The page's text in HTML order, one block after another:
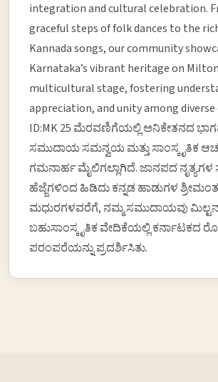
integration and cultural celebration.
graceful steps of folk dances to the
Kannada songs, our community
Karnataka’s vibrant heritage on Milton
multicultural stage, fostering
appreciation, and unity among
ID:MK 25 ಮೆರವಣಿಗೆಯಲ್ಲಿ ಅನಿಕೇತನದ
ಸಮುದಾಯ ಸಮನ್ವಯ ಮತ್ತು ಸಾಂಸ್ಕೃತಿಕ
ಗಮನಾರ್ಹ ಮೈಲಿಗಲ್ಲಾಗಿದೆ. ಜಾನಪದ
ಹೆಜ್ಜೆಗಳಿಂದ ಹಿಡಿದು ಕನ್ನಡ ಹಾಡುಗಳ ಶ್ರೀಮಂತ
ಮಧುರಗಳವರೆಗೆ, ನಮ್ಮ ಸಮುದಾಯವು ಮಿಲ್ಟನ್
ಬಹುಸಾಂಸ್ಕೃತಿಕ ವೇದಿಕೆಯಲ್ಲಿ ಕರ್ನಾಟಕದ
ಪರಂಪರೆಯನ್ನು ಪ್ರದರ್ಶಿಸಿತು.